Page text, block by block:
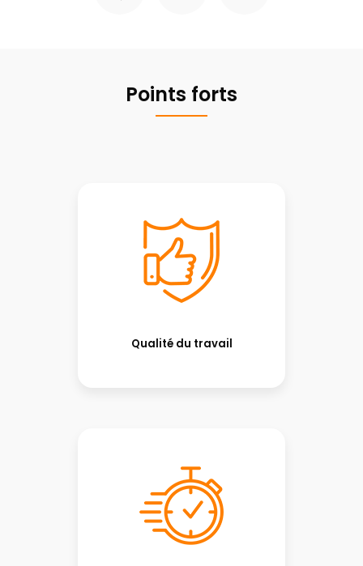
Points forts
Qualité du travail